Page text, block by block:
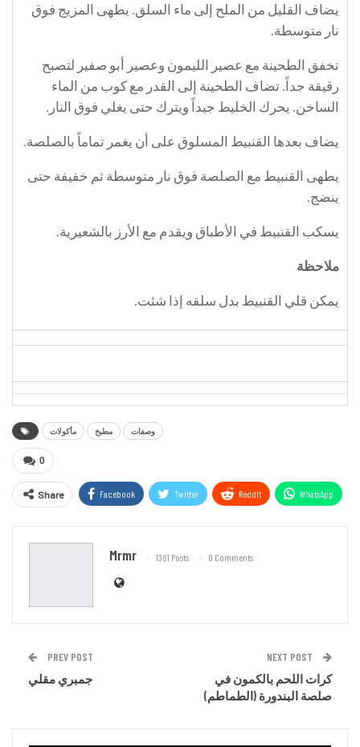
يضاف القليل من الملح إلى ماء السلق. يطهى المزيج فوق
نار متوسطة.
تخفق الطحينة مع عصير الليمون وعصير أبو صفير لتصبح
رقيقة جداً. تضاف الطحينة إلى القدر مع كوب من الماء
الساخن. يحرك الخليط جيداً ويترك حتى يغلي فوق النار.
يضاف بعدها القنبيط المسلوق على أن يغمر تماماً بالصلصة.
يطهى القنبيط مع الصلصة فوق نار متوسطة ثم خفيفة حتى
ينضج.
يسكب القنبيط في الأطباق ويقدم مع الأرز بالشعيرية.
ملاحظة
يمكن قلي القنبيط بدل سلقه إذا شئت.
مأكولات مطبخ وصفات
0
Share Facebook Twitter ReddIt WhatsApp
Mrmr 1381 Posts 0 Comments
PREV POST
جمبري مقلي
NEXT POST
كرات اللحم بالكمون في
صلصة البندورة (الطماطم)